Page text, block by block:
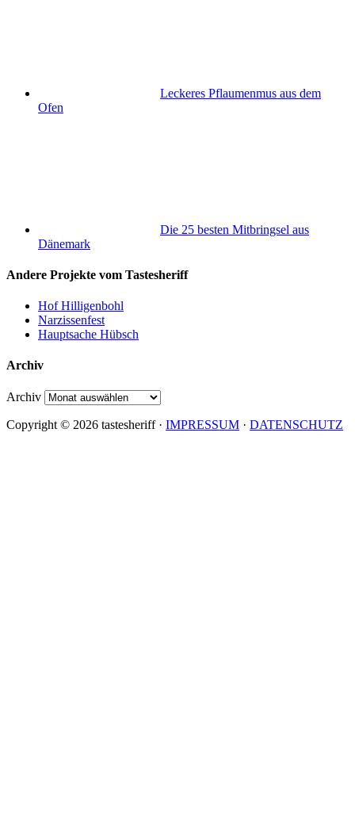
Leckeres Pflaumenmus aus dem
Ofen
Die 25 besten Mitbringsel aus
Dänemark
Andere Projekte vom Tastesheriff
Hof Hilligenbohl
Narzissenfest
Hauptsache Hübsch
Archiv
Archiv
Copyright © 2026 tastesheriff · IMPRESSUM · DATENSCHUTZ